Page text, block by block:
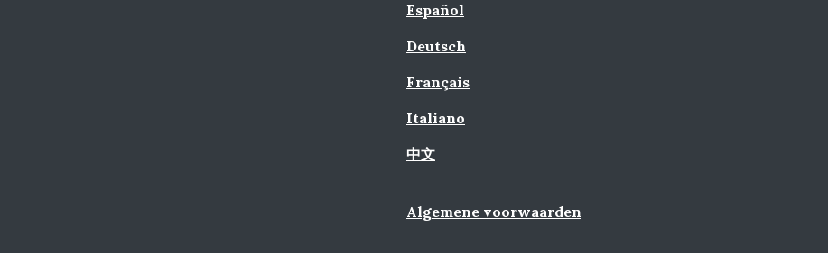
Español
Deutsch
Français
Italiano
中文
Algemene voorwaarden